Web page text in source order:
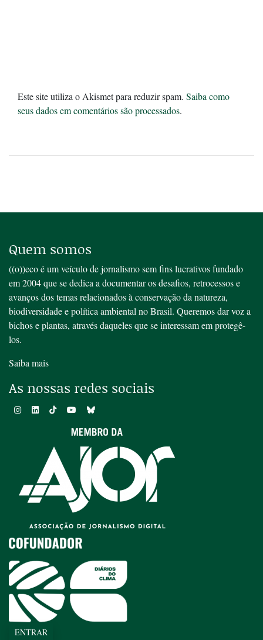
Este site utiliza o Akismet para reduzir spam. Saiba como
seus dados em comentários são processados.
Quem somos
((o))eco é um veículo de jornalismo sem fins lucrativos fundado
em 2004 que se dedica a documentar os desafios, retrocessos e
avanços dos temas relacionados à conservação da natureza,
biodiversidade e política ambiental no Brasil. Queremos dar voz a
bichos e plantas, através daqueles que se interessam em protegê-
los.
Saiba mais
As nossas redes sociais
ENTRAR